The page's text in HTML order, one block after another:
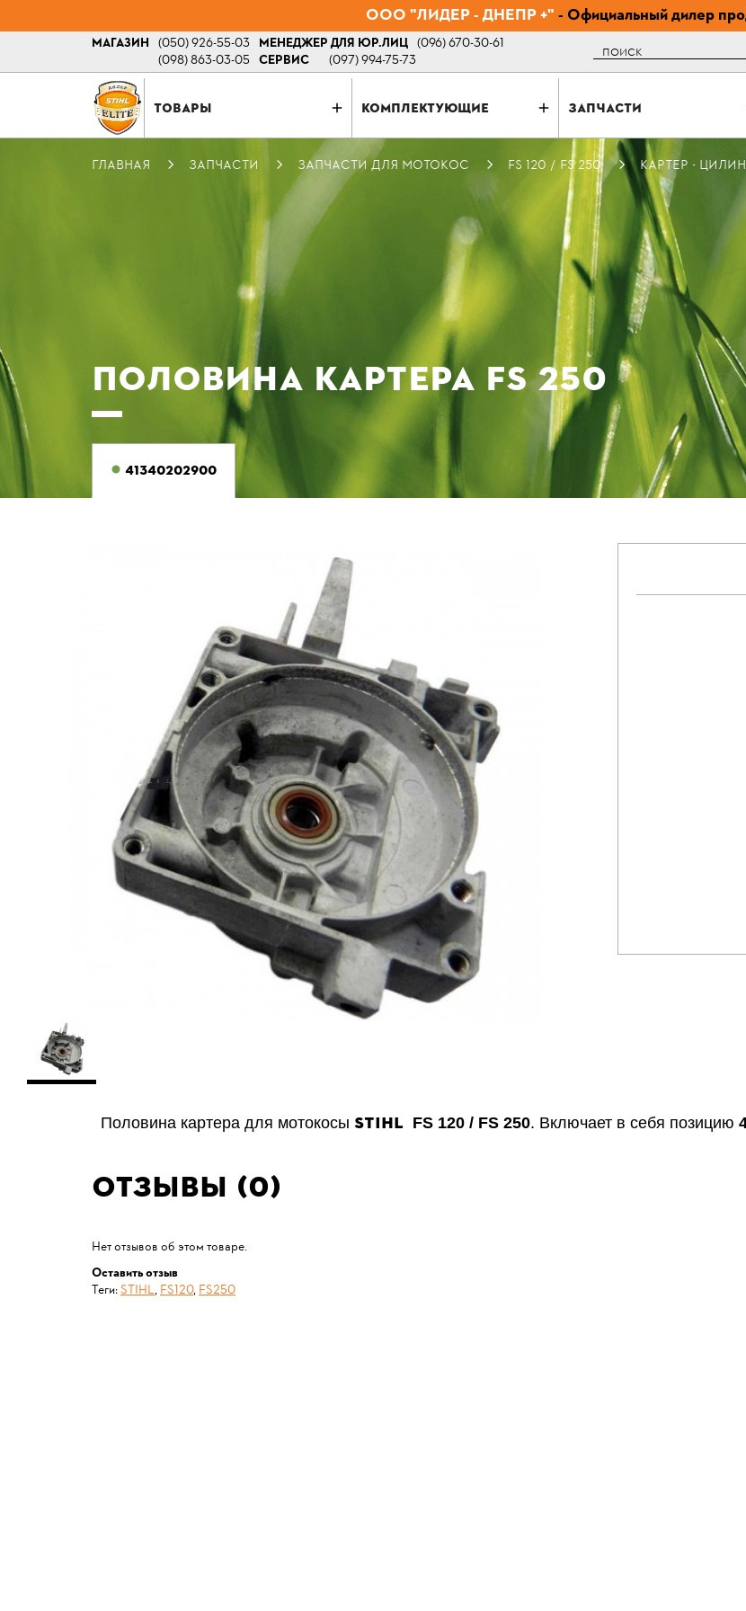
ООО "ЛИДЕР - ДНЕПР +" - Официальный дилер
МАГАЗИН (050) 926-55-03
(098) 863-03-05
МЕНЕДЖЕР ДЛЯ ЮР.ЛИЦ (096) 670-30-61
СЕРВИС
(097) 994-75-73 Поиск
ТОВАРЫ КОМПЛЕКТУЮЩИЕ ЗАПЧАСТИ
ГЛАВНАЯ ЗАПЧАСТИ ЗАПЧАСТИ ДЛЯ МОТОКОС FS 120 / FS 250 КАРТЕР -
ПОЛОВИНА КАРТЕРА FS 250
41340202900
Половина картера для мотокосы STIHL FS 120 / FS 250. Включает в себя позицию
Отзывы (0)
Нет отзывов об этом товаре.
Оставить отзыв
Теги:STIHL,FS120,FS250